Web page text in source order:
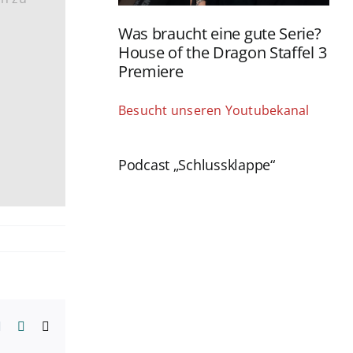
Xing
Was braucht eine gute Serie?
House of the Dragon Staffel 3
Premiere
Besucht unseren Youtubekanal
Podcast „Schlussklappe“